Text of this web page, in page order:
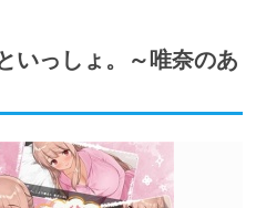
いっしょ。～唯奈のあ